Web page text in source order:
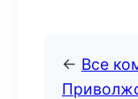
← Все